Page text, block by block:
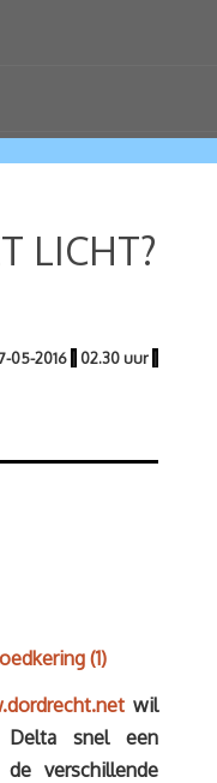
LICHT?
05-2016 | 02.30 uur |
wil
Delta snel een
verschillende